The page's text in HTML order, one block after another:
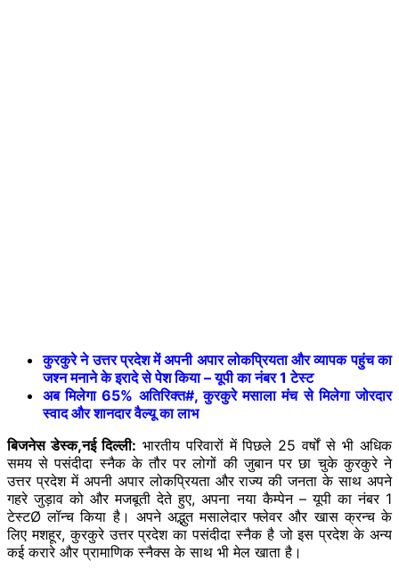
कुरकुरे ने उत्तर प्रदेश में अपनी अपार लोकप्रियता और व्यापक पहुंच का
जश्न मनाने के इरादे से पेश किया – यूपी का नंबर 1 टेस्ट
अब मिलेगा 65% अतिरिक्त#, कुरकुरे मसाला मंच से मिलेगा जोरदार
स्वाद और शानदार वैल्यू का लाभ
बिजनेस डेस्क,नई दिल्ली: भारतीय परिवारों में पिछले 25 वर्षों से भी अधिक
समय से पसंदीदा स्नैक के तौर पर लोगों की जुबान पर छा चुके कुरकुरे ने
उत्तर प्रदेश में अपनी अपार लोकप्रियता और राज्य की जनता के साथ अपने
गहरे जुड़ाव को और मजबूती देते हुए, अपना नया कैम्पेन – यूपी का नंबर 1
टेस्टØ लॉन्च किया है। अपने अद्भुत मसालेदार फ्लेवर और खास क्रन्च के
लिए मशहूर, कुरकुरे उत्तर प्रदेश का पसंदीदा स्नैक है जो इस प्रदेश के अन्य
कई करारे और प्रामाणिक स्नैक्स के साथ भी मेल खाता है।